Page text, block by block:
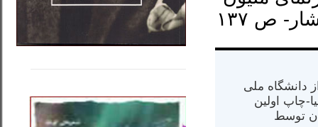
ص ۱۳۷
از دانشگاه ملی
در کالیفرنیا-چاپ اولین
در سال ۱۳۸۴ در ایران توسط